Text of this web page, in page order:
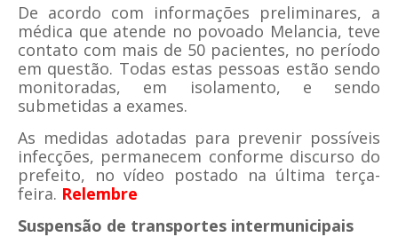
De acordo com informações preliminares, a
médica que atende no povoado Melancia, teve
contato com mais de 50 pacientes, no período
em questão. Todas estas pessoas estão sendo
monitoradas, em isolamento, e sendo
submetidas a exames.
As medidas adotadas para prevenir possíveis
infecções, permanecem conforme discurso do
prefeito, no vídeo postado na última terça-
feira. Relembre
Suspensão de transportes intermunicipais